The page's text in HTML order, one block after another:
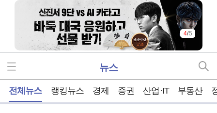
5/5
뉴스
전체뉴스 랭킹뉴스 경제 증권 산업·IT 부동산